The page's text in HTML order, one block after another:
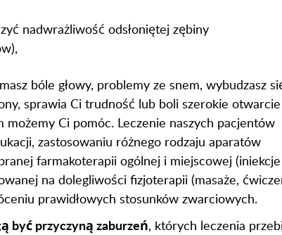
nadwrażliwość odsłoniętej zębiny
bóle głowy, problemy ze snem, wybudzasz
sprawia Ci trudność lub boli szerokie
Ci pomóc. Leczenie naszych pacjentów
zastosowaniu różnego rodzaju aparatów
farmakoterapii ogólnej i miejscowej
na dolegliwości fizjoterapii (masaże,
prawidłowych stosunków zwarciowych.
być przyczyną zaburzeń, których leczenia